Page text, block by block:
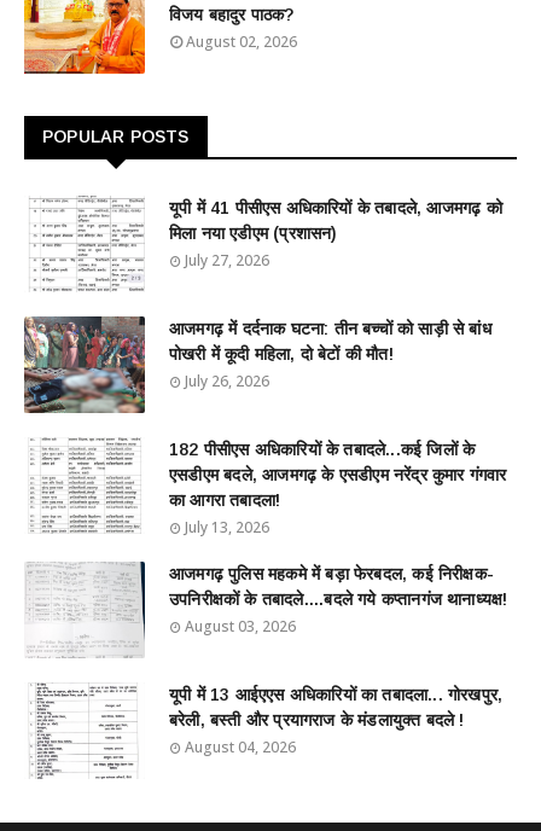
विजय बहादुर पाठक?
August 02, 2026
POPULAR POSTS
यूपी में 41 पीसीएस अधिकारियों के तबादले, आजमगढ़ को
मिला नया एडीएम (प्रशासन)
July 27, 2026
आजमगढ़ में दर्दनाक घटना: तीन बच्चों को साड़ी से बांध
पोखरी में कूदी महिला, दो बेटों की मौत!
July 26, 2026
182 पीसीएस अधिकारियों के तबादले...कई जिलों के
एसडीएम बदले, आजमगढ़ के एसडीएम नरेंद्र कुमार गंगवार
का आगरा तबादला!
July 13, 2026
आजमगढ़ पुलिस महकमे में बड़ा फेरबदल, कई निरीक्षक-
उपनिरीक्षकों के तबादले....बदले गये कप्तानगंज थानाध्यक्ष!
August 03, 2026
यूपी में 13 आईएएस अधिकारियों का तबादला... गोरखपुर,
बरेली, बस्ती और प्रयागराज के मंडलायुक्त बदले !
August 04, 2026